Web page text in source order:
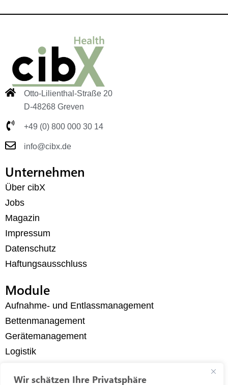
Wir schätzen Ihre Privatsphäre
Otto-Lilienthal-Straße 20
D-48268 Greven
+49 (0) 800 000 30 14
info@cibx.de
Unternehmen
Über cibX
Jobs
Magazin
Impressum
Datenschutz
Haftungsausschluss
Module
Aufnahme- und Entlassmanagement
Bettenmanagement
Gerätemanagement
Logistik
Mitarbeitersicherheit